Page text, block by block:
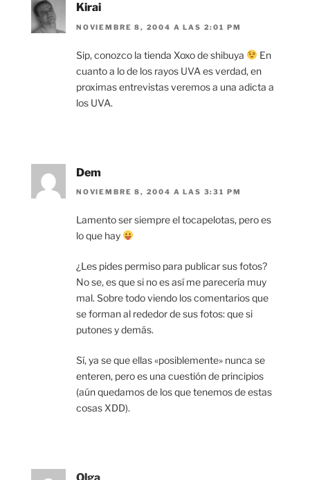
Kirai
NOVIEMBRE 8, 2004 A LAS 2:01 PM
Sip, conozco la tienda Xoxo de shibuya
En
cuanto a lo de los rayos UVA es verdad, en
proximas entrevistas veremos a una adicta a
los UVA.
Dem
NOVIEMBRE 8, 2004 A LAS 3:31 PM
Lamento ser siempre el tocapelotas, pero es
lo que hay
¿Les pides permiso para publicar sus fotos?
No se, es que si no es así me parecería muy
mal. Sobre todo viendo los comentarios que
se forman al rededor de sus fotos: que si
putones y demás.
Sí, ya se que ellas «posiblemente» nunca se
enteren, pero es una cuestión de principios
(aún quedamos de los que tenemos de estas
cosas XDD).